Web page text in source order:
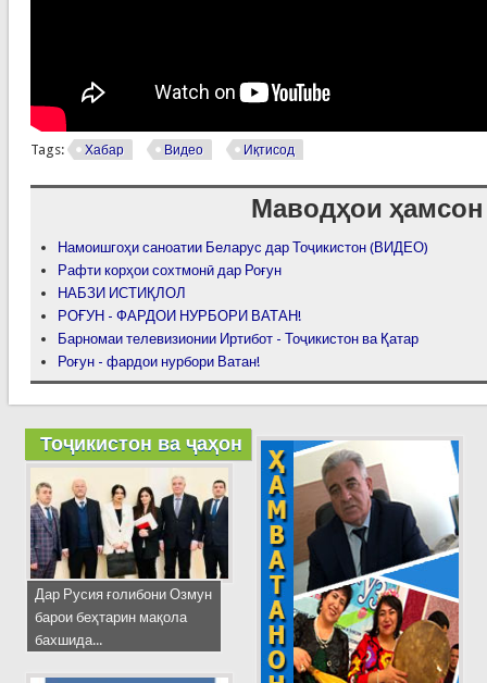
Tags: Хабар Видео Иқтисод
Маводҳои ҳамсон
Намоишгоҳи саноатии Беларус дар Тоҷикистон (ВИДЕО)
Рафти корҳои сохтмонӣ дар Роғун
НАБЗИ ИСТИҚЛОЛ
РОҒУН - ФАРДОИ НУРБОРИ ВАТАН!
Барномаи телевизионии Иртибот - Тоҷикистон ва Қатар
Роғун - фардои нурбори Ватан!
Тоҷикистон ва ҷаҳон
Дар Русия ғолибони Озмун
барои беҳтарин мақола
бахшида...